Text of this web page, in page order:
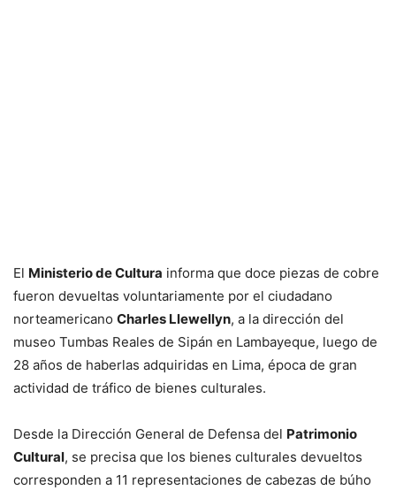
El Ministerio de Cultura informa que doce piezas de cobre
fueron devueltas voluntariamente por el ciudadano
norteamericano Charles Llewellyn, a la dirección del
museo Tumbas Reales de Sipán en Lambayeque, luego de
28 años de haberlas adquiridas en Lima, época de gran
actividad de tráfico de bienes culturales.
Desde la Dirección General de Defensa del Patrimonio
Cultural, se precisa que los bienes culturales devueltos
corresponden a 11 representaciones de cabezas de búho